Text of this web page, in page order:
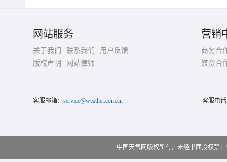
网站服务
关于我们 联系我们
用户反馈
版权声明
网站律师
营销
商务合
媒资合
客服邮箱： service@weather.com.cn 客服电
中国天气网版权所有，未经书面授权